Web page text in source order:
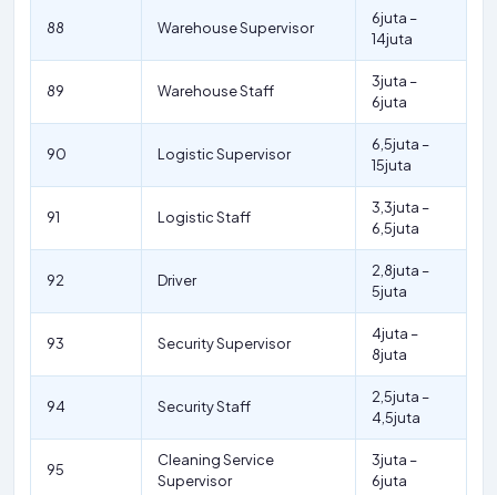
88 Warehouse Supervisor
6juta –
14juta
89 Warehouse Staff
3juta –
6juta
90 Logistic Supervisor
6,5juta –
15juta
91 Logistic Staff
3,3juta –
6,5juta
92 Driver
2,8juta –
5juta
93 Security Supervisor
4juta –
8juta
94 Security Staff
2,5juta –
4,5juta
95
Cleaning Service
Supervisor
3juta –
6juta